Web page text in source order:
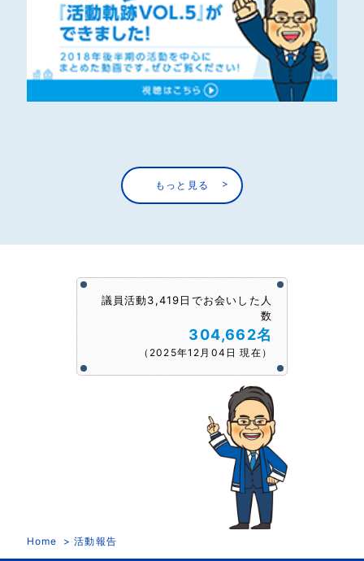
もっと見る
議員活動3,419日でお会いした人
数
304,662名
（2025年12月04日 現在）
Home 活動報告